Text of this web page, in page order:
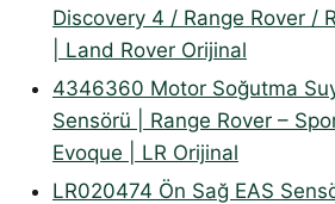
Discovery 4 / Range Rover /
| Land Rover Orijinal
4346360 Motor Soğutma
Sensörü | Range Rover –
Evoque | LR Orijinal
LR020474 Ön Sağ EAS